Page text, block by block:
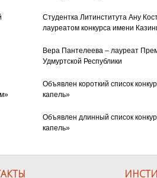
Студентка Литинститута Ану
лауреатом конкурса имени
Вера Пантелеева – лауреат
Удмуртской Республики
Объявлен короткий список
капель»
Объявлен длинный список
капель»